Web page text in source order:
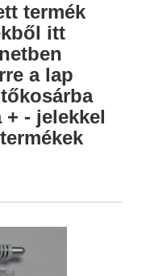
termék
itt
a lap
+ - jelekkel